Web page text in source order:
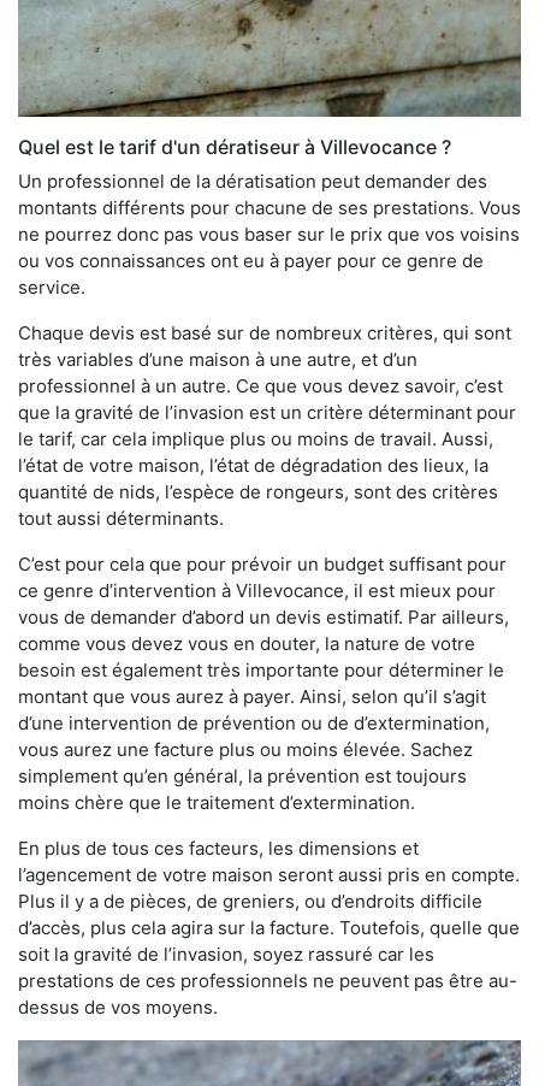
Quel est le tarif d'un dératiseur à Villevocance ?
Un professionnel de la dératisation peut demander des
montants différents pour chacune de ses prestations. Vous
ne pourrez donc pas vous baser sur le prix que vos voisins
ou vos connaissances ont eu à payer pour ce genre de
service.
Chaque devis est basé sur de nombreux critères, qui sont
très variables d’une maison à une autre, et d’un
professionnel à un autre. Ce que vous devez savoir, c’est
que la gravité de l’invasion est un critère déterminant pour
le tarif, car cela implique plus ou moins de travail. Aussi,
l’état de votre maison, l’état de dégradation des lieux, la
quantité de nids, l’espèce de rongeurs, sont des critères
tout aussi déterminants.
C’est pour cela que pour prévoir un budget suffisant pour
ce genre d’intervention à Villevocance, il est mieux pour
vous de demander d’abord un devis estimatif. Par ailleurs,
comme vous devez vous en douter, la nature de votre
besoin est également très importante pour déterminer le
montant que vous aurez à payer. Ainsi, selon qu’il s’agit
d’une intervention de prévention ou de d’extermination,
vous aurez une facture plus ou moins élevée. Sachez
simplement qu’en général, la prévention est toujours
moins chère que le traitement d’extermination.
En plus de tous ces facteurs, les dimensions et
l’agencement de votre maison seront aussi pris en compte.
Plus il y a de pièces, de greniers, ou d’endroits difficile
d’accès, plus cela agira sur la facture. Toutefois, quelle que
soit la gravité de l’invasion, soyez rassuré car les
prestations de ces professionnels ne peuvent pas être au-
dessus de vos moyens.